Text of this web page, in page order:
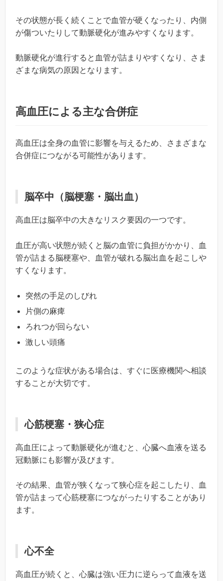
その状態が長く続くことで血管が硬くなったり、内側
が傷ついたりして動脈硬化が進みやすくなります。
動脈硬化が進行すると血管が詰まりやすくなり、さま
ざまな病気の原因となります。
高血圧による主な合併症
高血圧は全身の血管に影響を与えるため、さまざまな
合併症につながる可能性があります。
脳卒中（脳梗塞・脳出血）
高血圧は脳卒中の大きなリスク要因の一つです。
血圧が高い状態が続くと脳の血管に負担がかかり、血
管が詰まる脳梗塞や、血管が破れる脳出血を起こしや
すくなります。
突然の手足のしびれ
片側の麻痺
ろれつが回らない
激しい頭痛
このような症状がある場合は、すぐに医療機関へ相談
することが大切です。
心筋梗塞・狭心症
高血圧によって動脈硬化が進むと、心臓へ血液を送る
冠動脈にも影響が及びます。
その結果、血管が狭くなって狭心症を起こしたり、血
管が詰まって心筋梗塞につながったりすることがあり
ます。
心不全
高血圧が続くと、心臓は強い圧力に逆らって血液を送